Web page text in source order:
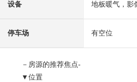
设备 地板暖气，影
停车场 有空位
－房源的推荐焦点-
▼位置